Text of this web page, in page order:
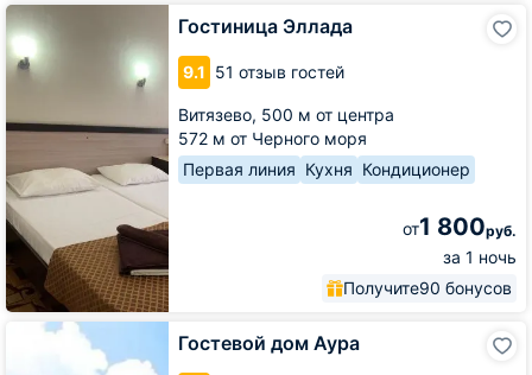
Гостиница Эллада
9.1 51 отзыв гостей
Витязево, 500 м от центра
572 м от Черного моря
Первая линия Кухня Кондиционер
от1 800руб.
за 1 ночь
Получите90 бонусов
Гостиница
Эллада
Гостевой дом Аура
Гостевой